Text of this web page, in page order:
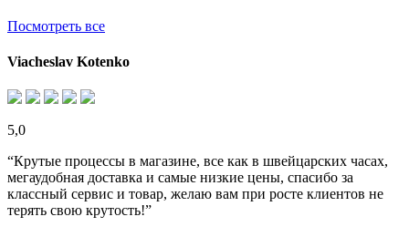
Посмотреть все
Viacheslav Kotenko
5,0
“Крутые процессы в магазине, все как в швейцарских часах,
мегаудобная доставка и самые низкие цены, спасибо за
классный сервис и товар, желаю вам при росте клиентов не
терять свою крутость!”